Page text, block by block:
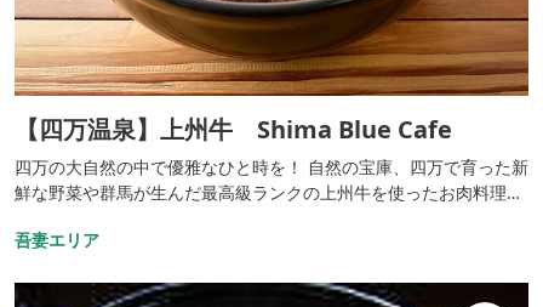
【四万温泉】上州牛 Shima Blue Cafe
四万の大自然の中で優雅なひと時を！ 自然の宝庫、四万で育った新
鮮な野菜や群馬が生んだ最高級ランクの上州牛を使ったお肉料理が
極みです！！ おすすめ 上州牛ステーキ丼 1,980円（税込2,138
州牛を使用しているので、口いっぱいに広がる美味しさは賜物で
吾妻エリア